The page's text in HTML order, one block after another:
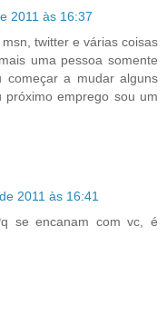
2011 às 16:37
twitter e várias coisas
uma pessoa somente
a mudar alguns
emprego sou um
2011 às 16:41
se encanam com vc, é